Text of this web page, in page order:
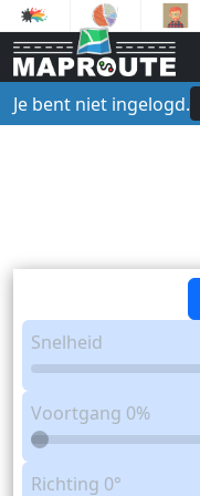
Je bent niet ingelogd.
Snelheid
Voortgang 0%
Richting 0°